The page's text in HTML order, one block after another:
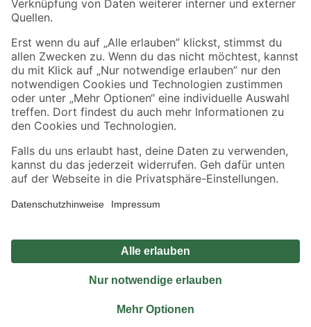
Sicher einkaufen
Jetzt die toom-App herunterladen
Alle Preisangaben in EUR inkl. gesetzl. MwSt.. Die dargestellten Angebote sind unter
Umständen nicht in allen Märkten verfügbar. Die angegebenen Verfügbarkeiten beziehen
Produkte nur solange der Vorrat reicht.
*Paketversand ab 59 € versandkostenfrei, gilt nicht für Artikel mit Speditionsversand, hier
Privatsphäre Impressum
Nutzungsbedingungen
Widerrufsrecht
Vertrag widerrufen
© 2026 toom Baumarkt GmbH